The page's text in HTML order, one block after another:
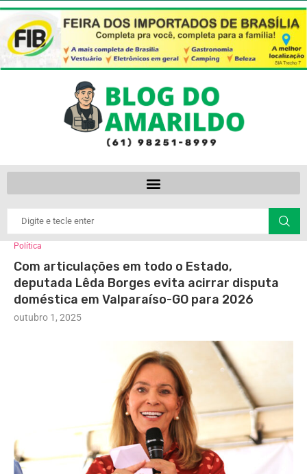
Política
Com articulações em todo o Estado,
deputada Lêda Borges evita acirrar disputa
doméstica em Valparaíso-GO para 2026
outubro 1, 2025